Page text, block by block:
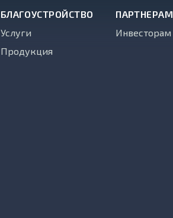
БЛАГОУСТРОЙСТВО
Услуги
Продукция
ПАРТНЕРАМ
Инвесторам